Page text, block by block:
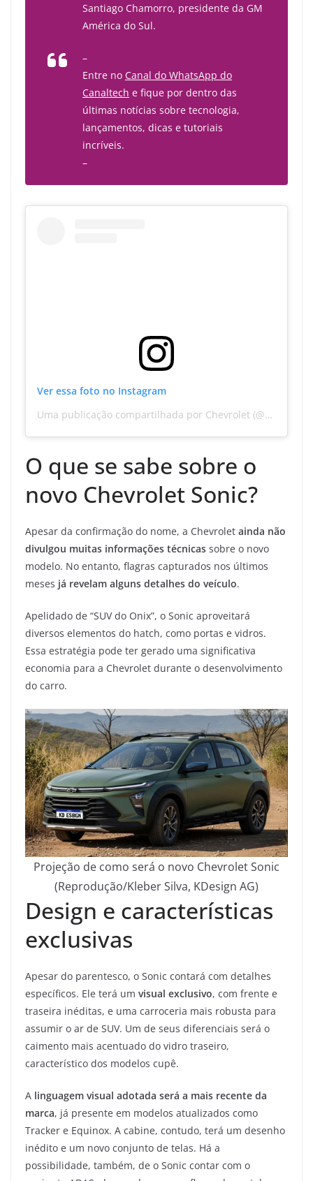
Santiago Chamorro, presidente da GM
América do Sul.
–
Entre no Canal do WhatsApp do
Canaltech e fique por dentro das
últimas notícias sobre tecnologia,
lançamentos, dicas e tutoriais
incríveis.
–
Ver essa foto no Instagram
Uma publicação compartilhada por Chevrolet (@chevroletbr)
O que se sabe sobre o
novo Chevrolet Sonic?
Apesar da confirmação do nome, a Chevrolet ainda não
divulgou muitas informações técnicas sobre o novo
modelo. No entanto, flagras capturados nos últimos
meses já revelam alguns detalhes do veículo.
Apelidado de “SUV do Onix”, o Sonic aproveitará
diversos elementos do hatch, como portas e vidros.
Essa estratégia pode ter gerado uma significativa
economia para a Chevrolet durante o desenvolvimento
do carro.
Projeção de como será o novo Chevrolet Sonic
(Reprodução/Kleber Silva, KDesign AG)
Design e características
exclusivas
Apesar do parentesco, o Sonic contará com detalhes
específicos. Ele terá um visual exclusivo, com frente e
traseira inéditas, e uma carroceria mais robusta para
assumir o ar de SUV. Um de seus diferenciais será o
caimento mais acentuado do vidro traseiro,
característico dos modelos cupê.
A linguagem visual adotada será a mais recente da
marca, já presente em modelos atualizados como
Tracker e Equinox. A cabine, contudo, terá um desenho
inédito e um novo conjunto de telas. Há a
possibilidade, também, de o Sonic contar com o